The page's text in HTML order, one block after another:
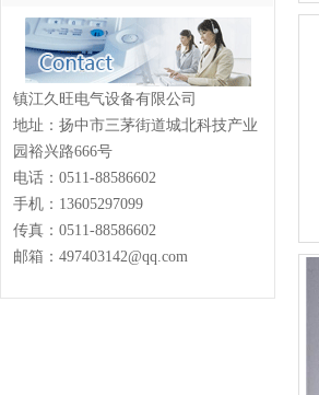
镇江久旺电气设备有限公司
地址：扬中市三茅街道城北科技产业
园裕兴路666号
电话： 0511-88586602
手机：13605297099
传真： 0511-88586602
邮箱：497403142@qq.com